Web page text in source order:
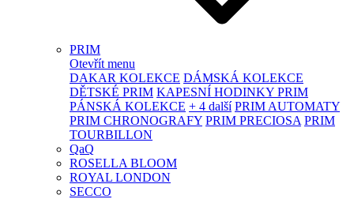
PRIM
Otevřít menu
DAKAR KOLEKCE DÁMSKÁ KOLEKCE
DĚTSKÉ PRIM KAPESNÍ HODINKY PRIM
PÁNSKÁ KOLEKCE + 4 další PRIM AUTOMATY
PRIM CHRONOGRAFY PRIM PRECIOSA PRIM
TOURBILLON
QaQ
ROSELLA BLOOM
ROYAL LONDON
SECCO